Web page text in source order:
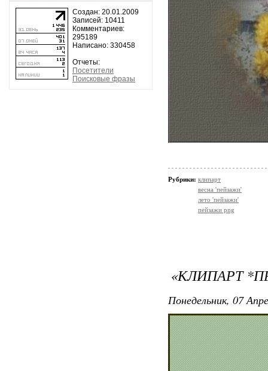
Создан: 20.01.2009
Записей: 10411
Комментариев:
295189
Написано: 330458
Отчеты:
Посетители
Поисковые фразы
Рубрики: клипарт
весна 'пейзажи'
лето 'пейзажи'
пейзажи png
«КЛИПАРТ
Понедельник, 07